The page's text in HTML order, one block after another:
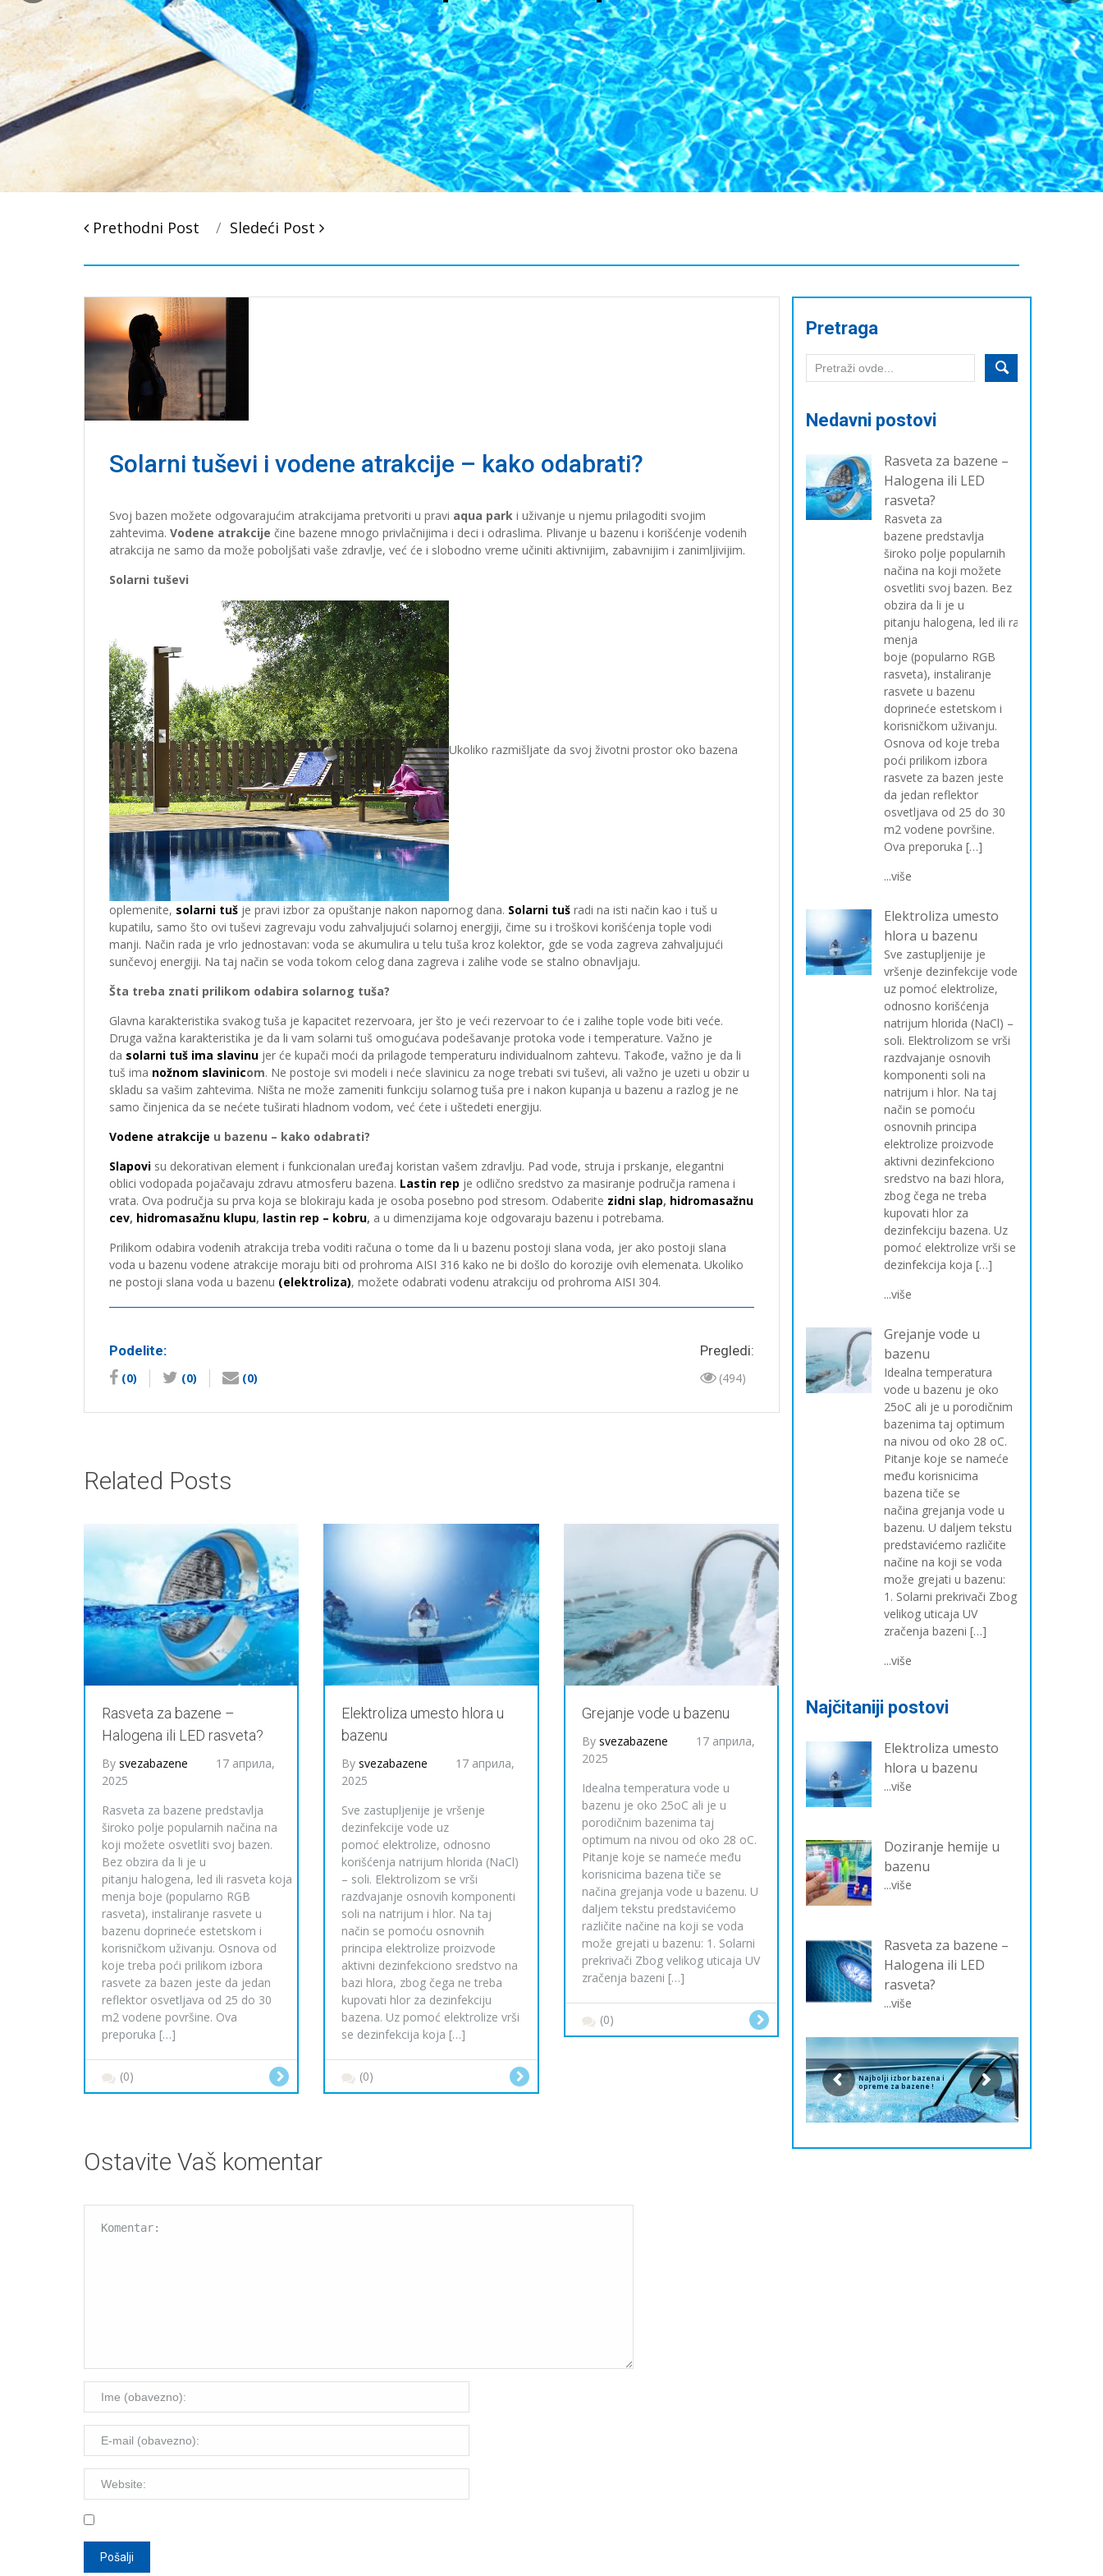
Post
Prethodni Post Sledeći Post
Solarni tuševi i vodene atrakcije – kako odabrati?
Svoj bazen možete odgovarajućim atrakcijama pretvoriti u pravi aqua park i uživanje u njemu prilagoditi svojim
zahtevima. Vodene atrakcije čine bazene mnogo privlačnijima i deci i odraslima. Plivanje u bazenu i korišćenje vodenih
atrakcija ne samo da može poboljšati vaše zdravlje, već će i slobodno vreme učiniti aktivnijim, zabavnijim i zanimljivijim.
Solarni tuševi
Ukoliko razmišljate da svoj životni prostor oko bazena
oplemenite, solarni tuš je pravi izbor za opuštanje nakon napornog dana. Solarni tuš radi na isti način kao i tuš u
kupatilu, samo što ovi tuševi zagrevaju vodu zahvaljujući solarnoj energiji, čime su i troškovi korišćenja tople vodi
manji. Način rada je vrlo jednostavan: voda se akumulira u telu tuša kroz kolektor, gde se voda zagreva zahvaljujući
sunčevoj energiji. Na taj način se voda tokom celog dana zagreva i zalihe vode se stalno obnavljaju.
Šta treba znati prilikom odabira solarnog tuša?
Glavna karakteristika svakog tuša je kapacitet rezervoara, jer što je veći rezervoar to će i zalihe tople vode biti veće.
Druga važna karakteristika je da li vam solarni tuš omogućava podešavanje protoka vode i temperature. Važno je
da solarni tuš ima slavinu jer će kupači moći da prilagode temperaturu individualnom zahtevu. Takođe, važno je da li
tuš ima nožnom slavinicom. Ne postoje svi modeli i neće slavinicu za noge trebati svi tuševi, ali važno je uzeti u obzir u
skladu sa vašim zahtevima. Ništa ne može zameniti funkciju solarnog tuša pre i nakon kupanja u bazenu a razlog je ne
samo činjenica da se nećete tuširati hladnom vodom, već ćete i uštedeti energiju.
Vodene atrakcije u bazenu – kako odabrati?
Slapovi su dekorativan element i funkcionalan uređaj koristan vašem zdravlju. Pad vode, struja i prskanje, elegantni
oblici vodopada pojačavaju zdravu atmosferu bazena. Lastin rep je odlično sredstvo za masiranje područja ramena i
vrata. Ova područja su prva koja se blokiraju kada je osoba posebno pod stresom. Odaberite zidni slap, hidromasažnu
cev, hidromasažnu klupu, lastin rep – kobru, a u dimenzijama koje odgovaraju bazenu i potrebama.
Prilikom odabira vodenih atrakcija treba voditi računa o tome da li u bazenu postoji slana voda, jer ako postoji slana
voda u bazenu vodene atrakcije moraju biti od prohroma AISI 316 kako ne bi došlo do korozije ovih elemenata. Ukoliko
ne postoji slana voda u bazenu (elektroliza), možete odabrati vodenu atrakciju od prohroma AISI 304.
Podelite:
(0) (0) (0)
Pregledi:
(494)
Related Posts
Rasveta za bazene –
Halogena ili LED rasveta?
By svezabazene
17 априла,
2025
Rasveta za bazene predstavlja
široko polje popularnih načina na
koji možete osvetliti svoj bazen.
Bez obzira da li je u
pitanju halogena, led ili rasveta koja
menja boje (popularno RGB
rasveta), instaliranje rasvete u
bazenu doprineće estetskom i
korisničkom uživanju. Osnova od
koje treba poći prilikom izbora
rasvete za bazen jeste da jedan
reflektor osvetljava od 25 do 30
m2 vodene površine. Ova
preporuka […]
(0)
Elektroliza umesto hlora u
bazenu
Bysvezabazene
17 априла,
2025
Sve zastupljenije je vršenje
dezinfekcije vode uz
pomoć elektrolize, odnosno
korišćenja natrijum hlorida (NaCl)
– soli. Elektrolizom se vrši
razdvajanje osnovih komponenti
soli na natrijum i hlor. Na taj
način se pomoću osnovnih
principa elektrolize proizvode
aktivni dezinfekciono sredstvo na
bazi hlora, zbog čega ne treba
kupovati hlor za dezinfekciju
bazena. Uz pomoć elektrolize vrši
se dezinfekcija koja […]
(0)
Grejanje vode u bazenu
By svezabazene
17 априла,
2025
Idealna temperatura vode u
bazenu je oko 25oC ali je u
porodičnim bazenima taj
optimum na nivou od oko 28 oC.
Pitanje koje se nameće među
korisnicima bazena tiče se
načina grejanja vode u bazenu. U
daljem tekstu predstavićemo
različite načine na koji se voda
može grejati u bazenu: 1. Solarni
prekrivači Zbog velikog uticaja UV
zračenja bazeni […]
(0)
Ostavite Vaš komentar
Pretraga
Nedavni postovi
Rasveta za bazene –
Halogena ili LED
rasveta?
Rasveta za
bazene predstavlja
široko polje popularnih
načina na koji možete
osvetliti svoj bazen. Bez
obzira da li je u
pitanju halogena, led ili rasveta koja
menja
boje (popularno RGB
rasveta), instaliranje
rasvete u bazenu
doprineće estetskom i
korisničkom uživanju.
Osnova od koje treba
poći prilikom izbora
rasvete za bazen jeste
da jedan reflektor
osvetljava od 25 do 30
m2 vodene površine.
Ova preporuka […]
...više
Elektroliza umesto
hlora u bazenu
Sve zastupljenije je
vršenje dezinfekcije vode
uz pomoć elektrolize,
odnosno korišćenja
natrijum hlorida (NaCl) –
soli. Elektrolizom se vrši
razdvajanje osnovih
komponenti soli na
natrijum i hlor. Na taj
način se pomoću
osnovnih principa
elektrolize proizvode
aktivni dezinfekciono
sredstvo na bazi hlora,
zbog čega ne treba
kupovati hlor za
dezinfekciju bazena. Uz
pomoć elektrolize vrši se
dezinfekcija koja […]
...više
Grejanje vode u
bazenu
Idealna temperatura
vode u bazenu je oko
25oC ali je u porodičnim
bazenima taj optimum
na nivou od oko 28 oC.
Pitanje koje se nameće
među korisnicima
bazena tiče se
načina grejanja vode u
bazenu. U daljem tekstu
predstavićemo različite
načine na koji se voda
može grejati u bazenu:
1. Solarni prekrivači Zbog
velikog uticaja UV
zračenja bazeni […]
...više
Najčitaniji postovi
Elektroliza umesto
hlora u bazenu
...više
Doziranje hemije u
bazenu
...više
Rasveta za bazene –
Halogena ili LED
rasveta?
...više
Najbolji izbor bazena i
opreme za bazene !